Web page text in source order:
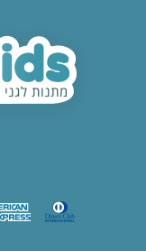
© All rights reserved to Shop4kids